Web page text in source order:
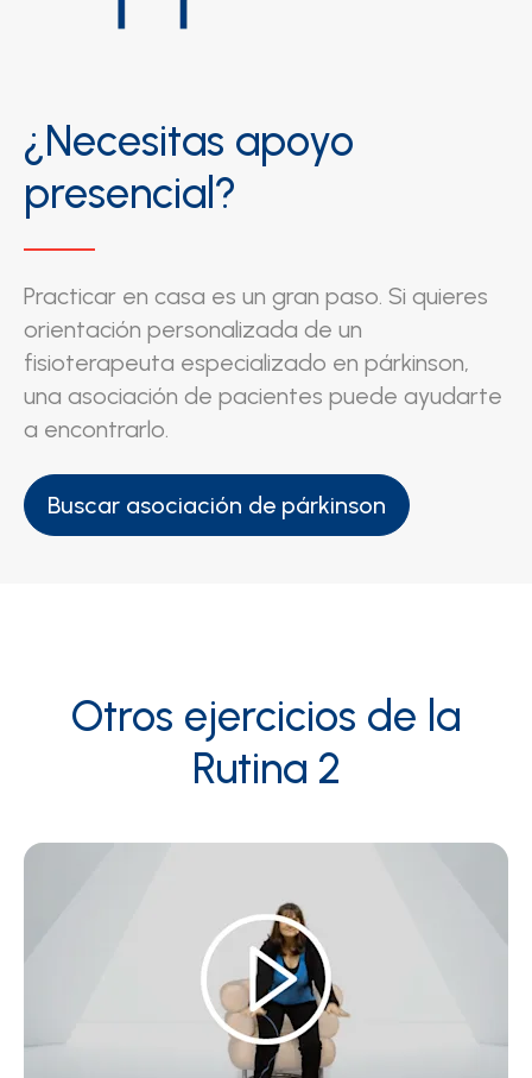
¿Necesitas apoyo
presencial?
Practicar en casa es un gran paso. Si quieres
orientación personalizada de un
fisioterapeuta especializado en párkinson,
una asociación de pacientes puede ayudarte
a encontrarlo.
Buscar asociación de párkinson
Otros ejercicios de la
Rutina 2